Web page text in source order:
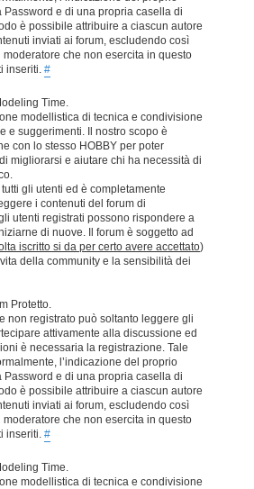
Password e di una propria casella di
è possibile attribuire a ciascun autore
inviati ai forum, escludendo così
che non esercita in questo
inseriti. #
Time.
modellistica di tecnica e condivisione
e suggerimenti. Il nostro scopo è
con lo stesso HOBBY per poter
migliorarsi e aiutare chi ha necessità di
gli utenti ed è completamente
i contenuti del forum di
utenti registrati possono rispondere a
di nuove. Il forum è soggetto ad
iscritto si da per certo avere accettato)
della community e la sensibilità dei
Protetto.
non registrato può soltanto leggere gli
attivamente alla discussione ed
è necessaria la registrazione. Tale
l’indicazione del proprio
Password e di una propria casella di
è possibile attribuire a ciascun autore
inviati ai forum, escludendo così
che non esercita in questo
inseriti. #
Time.
modellistica di tecnica e condivisione